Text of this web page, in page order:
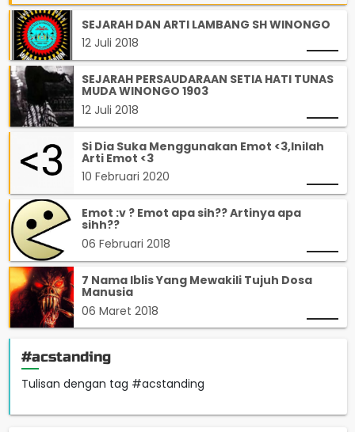
SEJARAH DAN ARTI LAMBANG SH WINONGO
12 Juli 2018
SEJARAH PERSAUDARAAN SETIA HATI TUNAS
MUDA WINONGO 1903
12 Juli 2018
Si Dia Suka Menggunakan Emot <3,Inilah
Arti Emot <3
10 Februari 2020
Emot :v ? Emot apa sih?? Artinya apa
sihh??
06 Februari 2018
7 Nama Iblis Yang Mewakili Tujuh Dosa
Manusia
06 Maret 2018
#acstanding
Tulisan dengan tag #acstanding